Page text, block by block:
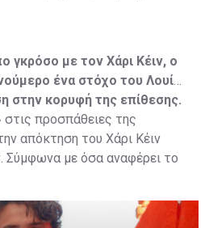
γκρόσο με τον Χάρι Κέιν, ο
ένα στόχο του Λουίς
στην κορυφή της επίθεσης.
στις προσπάθειες της
απόκτηση του Χάρι Κέιν
Σύμφωνα με όσα αναφέρει το
του Λουίς Ενρίκε στον πάγκο
πως ο Ισπανός τεχνικός